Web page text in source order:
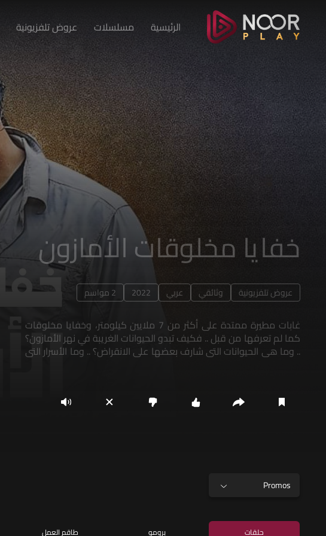
الرئيسية مسلسلات عروض تلفزيونية
خفايا مخلوقات الأمازون
عروض تلفزيونية وثائقي عربي 2022 2 مواسم
غابات مطيرة ممتدة على أكثر من 7 ملايين كيلومتر، وخفايا مخلوقات
كما لم تعرفها من قبل .. فكيف تبدو الحيوانات الغريبة في نهر الأمازون؟
.. وما هي الحيوانات التي شارف بعضها على الانقراض؟ .. وما الأسرار التي
Promos
حلقات برومو طاقم العمل